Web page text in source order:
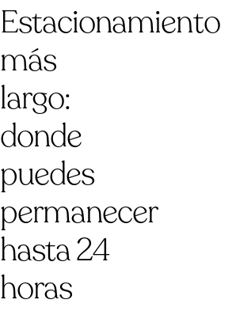
Estacionamiento
más
largo:
donde
puedes
permanecer
hasta 24
horas